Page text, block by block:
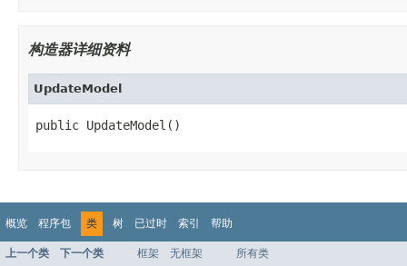
构造器详细资料
UpdateModel
public UpdateModel()
概览 程序包 类 树 已过时 索引 帮助
上一个类 下一个类 框架 无框架 所有类